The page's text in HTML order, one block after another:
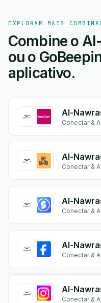
EXPLORAR MAIS
Combine o
ou o
aplicativo.
Al-
Conectar &
Conectar &
Al-
Conectar &
Conectar &
Conectar &